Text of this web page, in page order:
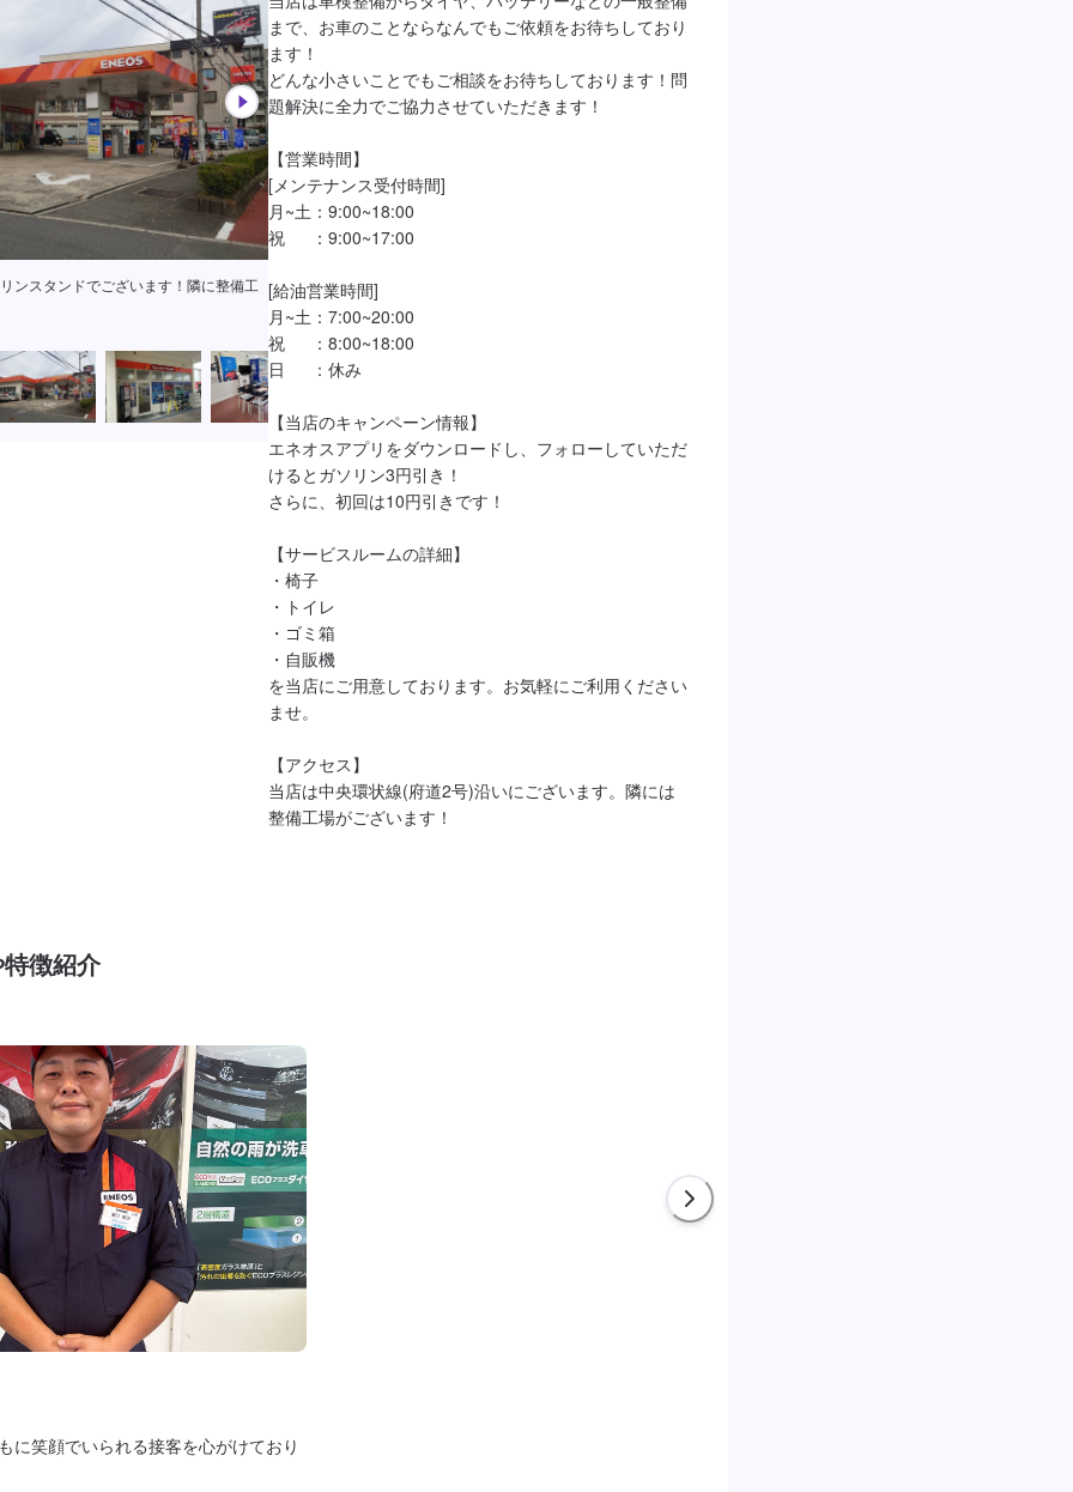
洗いやゴミ箱も設置しております！
まで、お車のことならなんでもご依頼をお待ちしており
ます！
どんな小さいことでもご相談をお待ちしております！問
題解決に全力でご協力させていただきます！
【営業時間】
[メンテナンス受付時間]
月~土：9:00~18:00
祝　  ：9:00~17:00
[給油営業時間]
月~土：7:00~20:00
祝　  ：8:00~18:00
日　  ：休み
【当店のキャンペーン情報】
エネオスアプリをダウンロードし、フォローしていただ
けるとガソリン3円引き！
さらに、初回は10円引きです！
【サービスルームの詳細】
・椅子
・トイレ
・ゴミ箱
・自販機
を当店にご用意しております。お気軽にご利用ください
ませ。
【アクセス】
当店は中央環状線(府道2号)沿いにございます。隣には
整備工場がございます！
徴紹介
に笑顔でいられる接客を心がけており